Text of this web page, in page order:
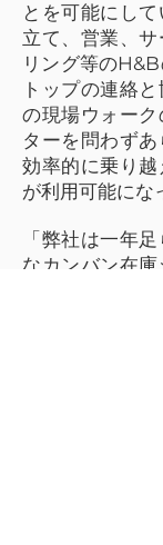
とを可能にし
立て、営業、
リング等の
トップの連絡
の現場ウォー
ターを問わずあ
効率的に乗り
が利用可能にな
「弊社は一年
なカンバン在